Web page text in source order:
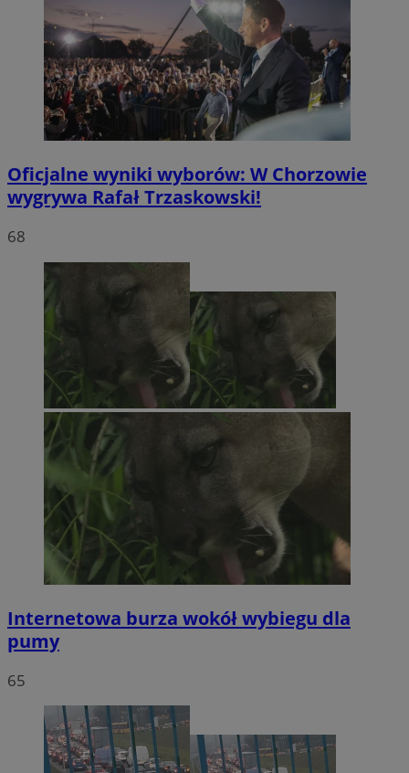
Oficjalne wyniki wyborów: W Chorzowie
wygrywa Rafał Trzaskowski!
68
Internetowa burza wokół wybiegu dla
pumy
65